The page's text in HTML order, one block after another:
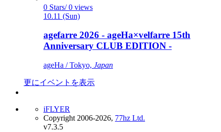
0 Stars/ 0 views
10.11 (Sun)
agefarre 2026 - ageHa×velfarre 15th
Anniversary CLUB EDITION -
ageHa / Tokyo, Japan
更にイベントを表示
iFLYER
Copyright 2006-2026, 77hz Ltd.
v7.3.5